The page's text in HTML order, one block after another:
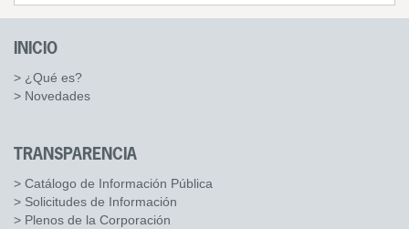
INICIO
> ¿Qué es?
> Novedades
TRANSPARENCIA
> Catálogo de Información Pública
> Solicitudes de Información
> Plenos de la Corporación